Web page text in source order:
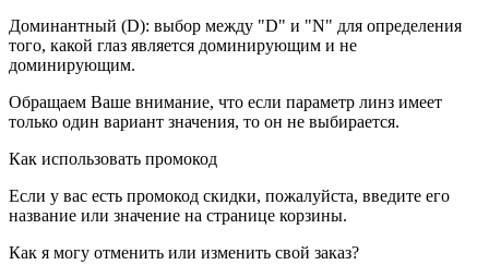
Доминантный (D): выбор между "D" и "N" для определения
того, какой глаз является доминирующим и не
доминирующим.
Обращаем Ваше внимание, что если параметр линз имеет
только один вариант значения, то он не выбирается.
Как использовать промокод
Если у вас есть промокод скидки, пожалуйста, введите его
название или значение на странице корзины.
Как я могу отменить или изменить свой заказ?